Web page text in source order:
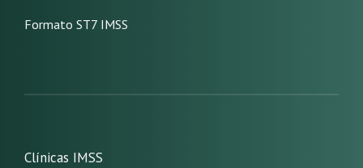
Formato ST7 IMSS
Clínicas IMSS